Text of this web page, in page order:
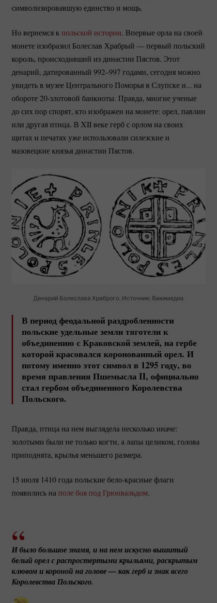
символизировавшую единство и мощь.
Но вернемся к польской истории. Впервые орла на своей
монете изобразил Болеслав Храбрый — первый польский
король, происходивший из династии Пястов. Этот
денарий, датированный 992–997 годами, сегодня можно
увидеть в музее Центрального Поморья в Слупске и... на
обороте20-злотовой банкноты. Правда, многие ученые
до сих пор спорят, кто изображен на монете: орел, павлин
или другая птица. В XII веке герб с орлом на своих
щитах и печатях уже использовали силезские и
мазовецкие князья династии Пястов.
Денарий Болеслава Храброго. Источник: Викимедиа
В период феодальной раздробленности
польские удельные земли тяготели к
объединению с Краковской землей, на гербе
которой красовался коронованный орел. И
потому именно этот символ в 1295 году, во
время правления Пшемысла II, официально
стал гербом объединенного Королевства
Польского.
Правда, птица на нем выглядела несколько иначе:
золотыми были не только когти, а лапы целиком, голова
приподнята, крылья меньшего размера.
15 июля 1410 года польские бело-красныефлаги
появились на поле боя под Грюнвальдом.
И было большое знамя, и на нем искусно вышитый
белый орел с распростертыми крыльями, раскрытым
клювом и короной на голове — как герб и знак всего
Королевства Польского.